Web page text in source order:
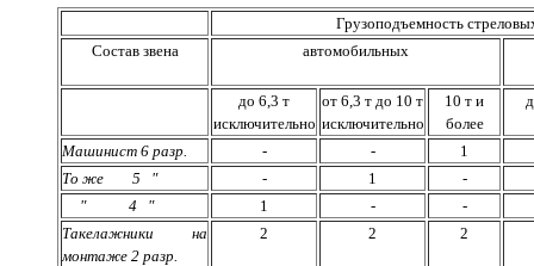
Грузоподъемность
Состав звена
автомобильных
до 6,3 т
исключительно
от 6,3 т до 10 т
исключительно
10 т и
более
Машинист 6 разр. - -
1
То же 5 "
- 1
-
" 4 "
1 -
-
Такелажники на
монтаже 2 разр.
2 2 2